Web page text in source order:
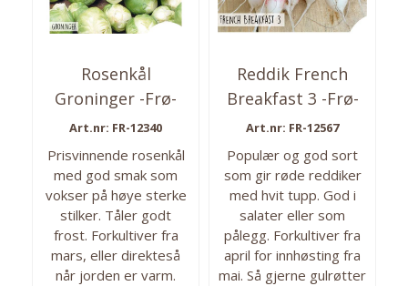
Rosenkål
Groninger -Frø-
Art.nr: FR-12340
Prisvinnende rosenkål
med god smak som
vokser på høye sterke
stilker. Tåler godt
frost. Forkultiver fra
mars, eller direkteså
når jorden er varm.
Reddik French
Breakfast 3 -Frø-
Art.nr: FR-12567
Populær og god sort
som gir røde reddiker
med hvit tupp. God i
salater eller som
pålegg. Forkultiver fra
april for innhøsting fra
mai. Så gjerne gulrøtter